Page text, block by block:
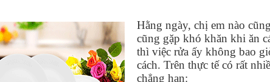
Hằng ngày, chị em nào
cũng gặp khó khăn khi ăn
thì việc rửa ấy không bao
cách. Trên thực tế có rất
chẳng hạn: